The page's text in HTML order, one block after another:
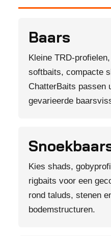
Baars
Kleine TRD-
softbaits, compacte
ChatterBaits passen
gevarieerde
Kies shads,
rigbaits voor een
rond taluds, stenen
bodemstructuren.